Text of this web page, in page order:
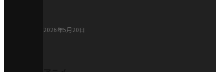
2026年5月20日